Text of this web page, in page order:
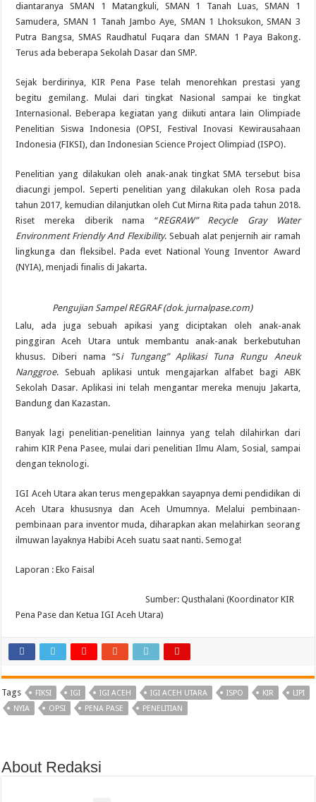
diantaranya SMAN 1 Matangkuli, SMAN 1 Tanah Luas, SMAN 1
Samudera, SMAN 1 Tanah Jambo Aye, SMAN 1 Lhoksukon, SMAN 3
Putra Bangsa, SMAS Raudhatul Fuqara dan SMAN 1 Paya Bakong.
Terus ada beberapa Sekolah Dasar dan SMP.
Sejak berdirinya, KIR Pena Pase telah menorehkan prestasi yang
begitu gemilang. Mulai dari tingkat Nasional sampai ke tingkat
Internasional. Beberapa kegiatan yang diikuti antara lain Olimpiade
Penelitian Siswa Indonesia (OPSI, Festival Inovasi Kewirausahaan
Indonesia (FIKSI), dan Indonesian Science Project Olimpiad (ISPO).
Penelitian yang dilakukan oleh anak-anak tingkat SMA tersebut bisa
diacungi jempol. Seperti penelitian yang dilakukan oleh Rosa pada
tahun 2017, kemudian dilanjutkan oleh Cut Mirna Rita pada tahun 2018.
Riset mereka diberik nama “REGRAW” Recycle Gray Water
Environment Friendly And Flexibility. Sebuah alat penjernih air ramah
lingkunga dan fleksibel. Pada evet National Young Inventor Award
(NYIA), menjadi finalis di Jakarta.
Pengujian Sampel REGRAF (dok. jurnalpase.com)
Lalu, ada juga sebuah apikasi yang diciptakan oleh anak-anak
pinggiran Aceh Utara untuk membantu anak-anak berkebutuhan
khusus. Diberi nama “Si Tungang” Aplikasi Tuna Rungu Aneuk
Nanggroe. Sebuah aplikasi untuk mengajarkan alfabet bagi ABK
Sekolah Dasar. Aplikasi ini telah mengantar mereka menuju Jakarta,
Bandung dan Kazastan.
Banyak lagi penelitian-penelitian lainnya yang telah dilahirkan dari
rahim KIR Pena Pasee, mulai dari penelitian Ilmu Alam, Sosial, sampai
dengan teknologi.
IGI Aceh Utara akan terus mengepakkan sayapnya demi pendidikan di
Aceh Utara khususnya dan Aceh Umumnya. Melalui pembinaan-
pembinaan para inventor muda, diharapkan akan melahirkan seorang
ilmuwan layaknya Habibi Aceh suatu saat nanti. Semoga!
Laporan : Eko Faisal
Sumber: Qusthalani (Koordinator KIR
Pena Pase dan Ketua IGI Aceh Utara)
Tags FIKSI IGI IGI ACEH IGI ACEH UTARA ISPO KIR
LIPI
NYIA
OPSI PENA PASE PENELITIAN
About Redaksi